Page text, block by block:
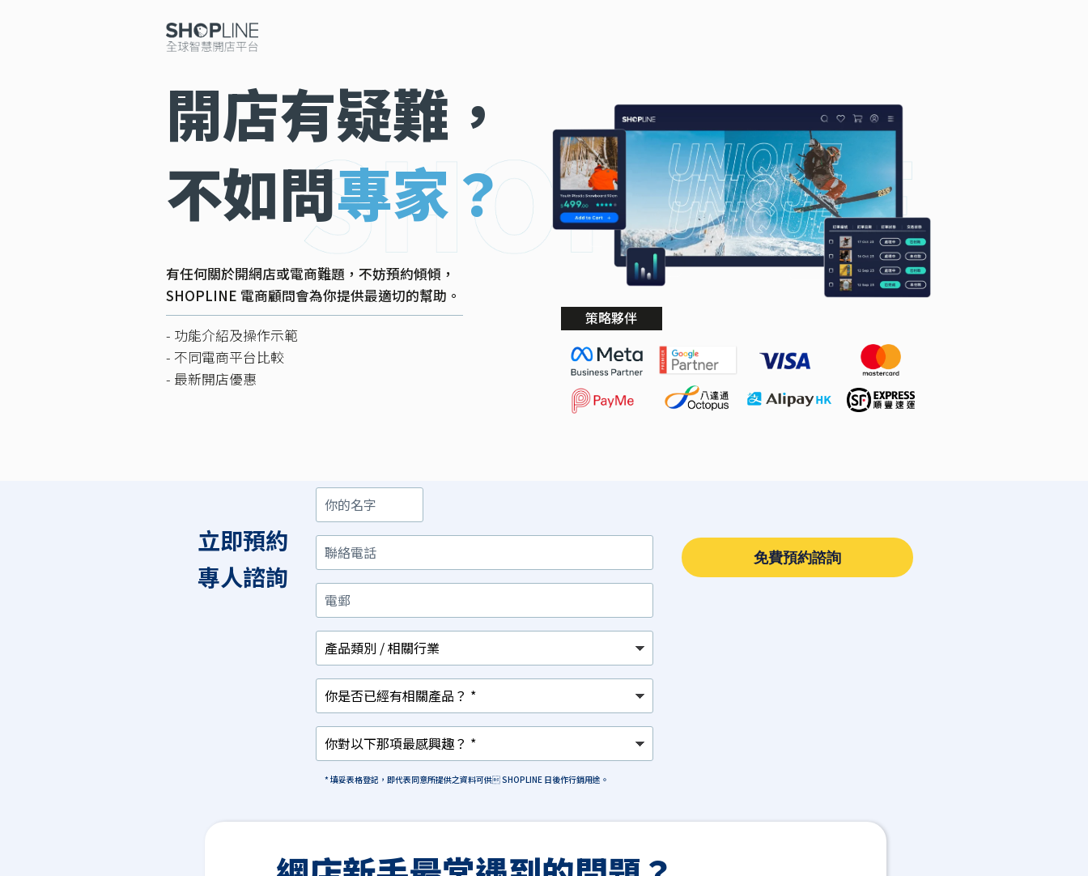
開店有疑難，
不如問專家？
有任何關於開網店或電商難題，不妨預約傾傾，
SHOPLINE 電商顧問會為你提供最適切的幫助。
策略夥伴
- 功能介紹及操作示範
- 不同電商平台比較
- 最新開店優惠
你
的
名
字
聯
絡
電
話
電
郵
產
品
類
別
相
關
行
業
你
是
否
已
經
有
相
關
產
品？
你
對
以
下
那
項
最
感
興
趣？
免費預約諮詢
立即預約
專人諮詢
* 填妥表格登記，即代表同意所提供之資料可供 SHOPLINE 日後作行銷用途。